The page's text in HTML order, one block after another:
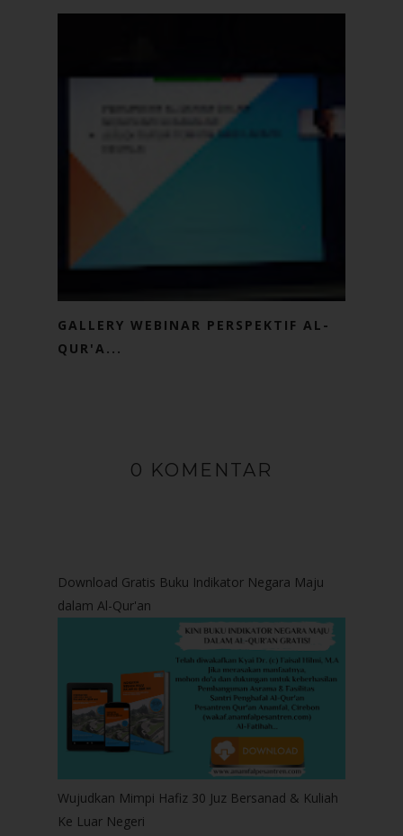
GALLERY WEBINAR PERSPEKTIF AL-
QUR'A...
0 KOMENTAR
Download Gratis Buku Indikator Negara Maju
dalam Al-Qur'an
Wujudkan Mimpi Hafiz 30 Juz Bersanad & Kuliah
Ke Luar Negeri